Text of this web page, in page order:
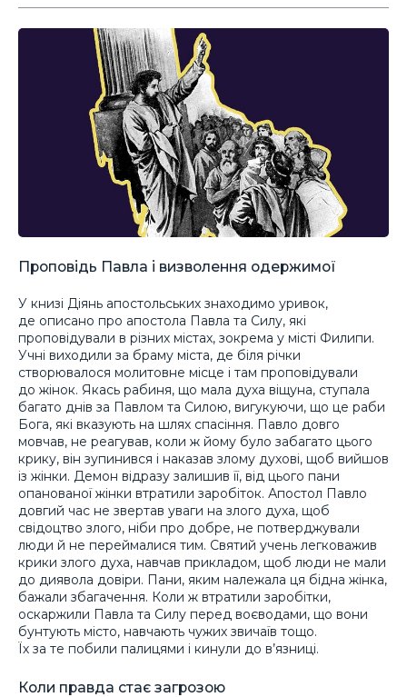
Проповідь Павла і визволення одержимої
У книзі Діянь апостольських знаходимо уривок,
де описано про апостола Павла та Силу, які
проповідували в різних містах, зокрема у місті Филипи.
Учні виходили за браму міста, де біля річки
створювалося молитовне місце і там проповідували
до жінок. Якась рабиня, що мала духа віщуна, ступала
багато днів за Павлом та Силою, вигукуючи, що це раби
Бога, які вказують на шлях спасіння. Павло довго
мовчав, не реагував, коли ж йому було забагато цього
крику, він зупинився і наказав злому духові, щоб вийшов
із жінки. Демон відразу залишив її, від цього пани
опанованої жінки втратили заробіток. Апостол Павло
довгий час не звертав уваги на злого духа, щоб
свідоцтво злого, ніби про добре, не потверджували
люди й не переймалися тим. Святий учень легковажив
крики злого духа, навчав прикладом, щоб люди не мали
до диявола довіри. Пани, яким належала ця бідна жінка,
бажали збагачення. Коли ж втратили заробітки,
оскаржили Павла та Силу перед воєводами, що вони
бунтують місто, навчають чужих звичаїв тощо.
Їх за те побили палицями і кинули до в’язниці.
Коли правда стає загрозою